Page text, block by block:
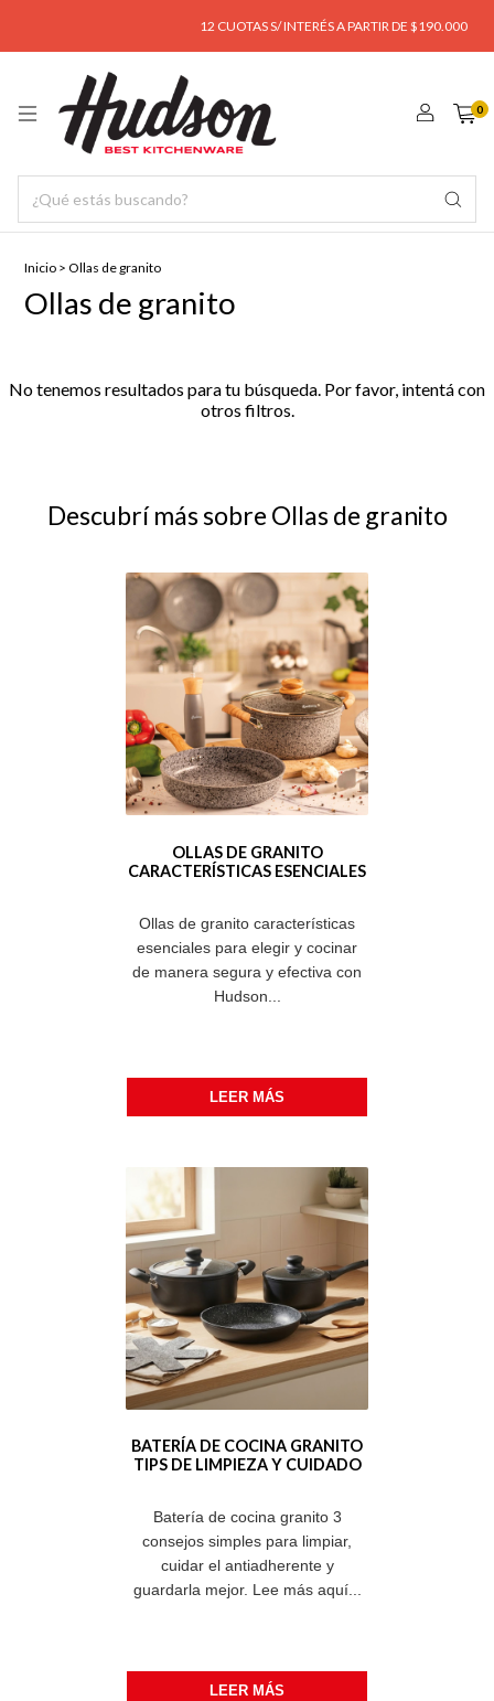
12 CUOTAS S/ INTERÉS A PARTIR DE $190.000
0
Inicio > Ollas de granito
Ollas de granito
No tenemos resultados para tu búsqueda. Por favor, intentá con
otros filtros.
Descubrí más sobre Ollas de granito
OLLAS DE GRANITO
CARACTERÍSTICAS ESENCIALES
Ollas de granito características
esenciales para elegir y cocinar
de manera segura y efectiva con
Hudson...
LEER MÁS
BATERÍA DE COCINA GRANITO
TIPS DE LIMPIEZA Y CUIDADO
Batería de cocina granito 3
consejos simples para limpiar,
cuidar el antiadherente y
guardarla mejor. Lee más aquí...
LEER MÁS